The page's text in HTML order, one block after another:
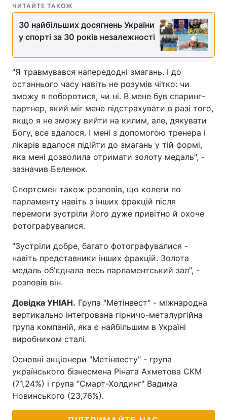
ЧИТАЙТЕ ТАКОЖ
30 найбільших досягнень України
у спорті за 30 років незалежності
"Я травмувався напередодні змагань. І до
останнього часу навіть не розумів чітко: чи
зможу я поборотися, чи ні. В мене був спаринг-
партнер, який міг мене підстрахувати в разі того,
якщо я не зможу вийти на килим, але, дякувати
Богу, все вдалося. І мені з допомогою тренера і
лікарів вдалося підійти до змагань у тій формі,
яка мені дозволила отримати золоту медаль", -
зазначив Беленюк.
Спортсмен також розповів, що колеги по
парламенту навіть з інших фракцій після
перемоги зустріли його дуже привітно й охоче
фотографувалися.
"Зустріли добре, багато фотографувалися -
навіть представники інших фракцій. Золота
медаль об'єднала весь парламентський зал", -
розповів він.
Довідка УНІАН. Група "Метінвест" - міжнародна
вертикально інтегрована гірничо-металургійна
група компаній, яка є найбільшим в Україні
виробником сталі.
Основні акціонери "Метінвесту" - група
українського бізнесмена Ріната Ахметова СКМ
(71,24%) і група "Смарт-Холдинг" Вадима
Новинського (23,76%).